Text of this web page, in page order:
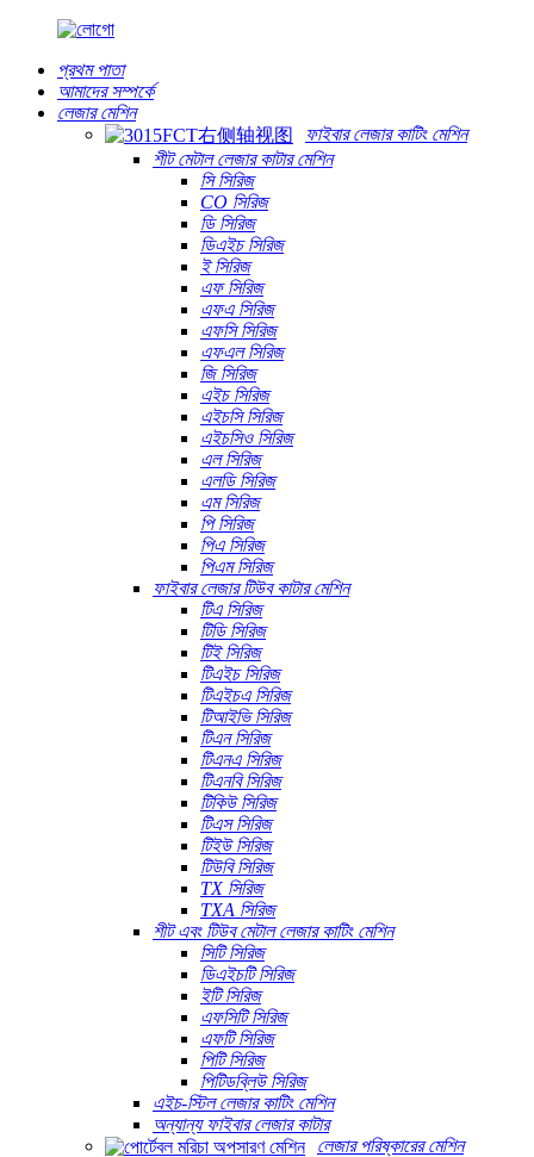
প্রথম পাতা
আমাদের সম্পর্কে
লেজার মেশিন
ফাইবার লেজার কাটিং মেশিন
শীট মেটাল লেজার কাটার মেশিন
সি সিরিজ
CO সিরিজ
ডি সিরিজ
ডিএইচ সিরিজ
ই সিরিজ
এফ সিরিজ
এফএ সিরিজ
এফসি সিরিজ
এফএল সিরিজ
জি সিরিজ
এইচ সিরিজ
এইচসি সিরিজ
এইচসিও সিরিজ
এল সিরিজ
এলডি সিরিজ
এম সিরিজ
পি সিরিজ
পিএ সিরিজ
পিএম সিরিজ
ফাইবার লেজার টিউব কাটার মেশিন
টিএ সিরিজ
টিডি সিরিজ
টিই সিরিজ
টিএইচ সিরিজ
টিএইচএ সিরিজ
টিআইভি সিরিজ
টিএন সিরিজ
টিএনএ সিরিজ
টিএনবি সিরিজ
টিকিউ সিরিজ
টিএস সিরিজ
টিইউ সিরিজ
টিউবি সিরিজ
TX সিরিজ
TXA সিরিজ
শীট এবং টিউব মেটাল লেজার কাটিং মেশিন
সিটি সিরিজ
ডিএইচটি সিরিজ
ইটি সিরিজ
এফসিটি সিরিজ
এফটি সিরিজ
পিটি সিরিজ
পিটিডব্লিউ সিরিজ
এইচ-স্টিল লেজার কাটিং মেশিন
অন্যান্য ফাইবার লেজার কাটার
লেজার পরিষ্কারের মেশিন